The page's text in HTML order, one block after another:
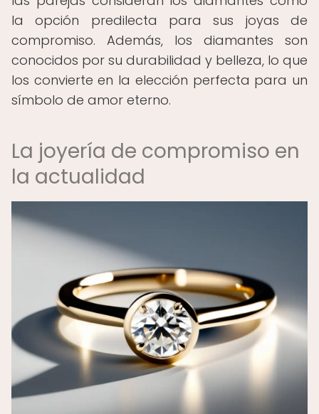
la opción predilecta para sus joyas de
compromiso. Además, los diamantes son
conocidos por su durabilidad y belleza, lo que
los convierte en la elección perfecta para un
símbolo de amor eterno.
La joyería de compromiso en
la actualidad